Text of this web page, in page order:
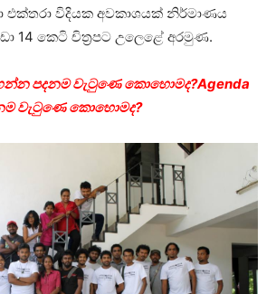
එක්තරා විදියක අවකාශයක් නිර්මාණය
14 කෙටි චිත්‍රපට උලෙළේ අරමුණ.
පදනම වැටුණෙ කොහොමද?Agenda
වැටුණෙ කොහොමද?